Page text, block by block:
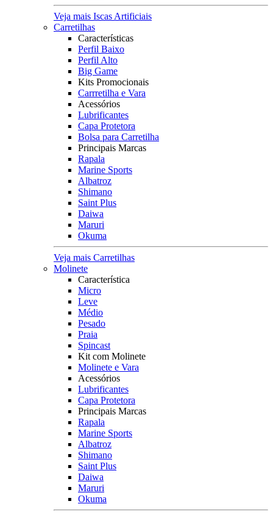
Veja mais Iscas Artificiais
Carretilhas
Características
Perfil Baixo
Perfil Alto
Big Game
Kits Promocionais
Carrretilha e Vara
Acessórios
Lubrificantes
Capa Protetora
Bolsa para Carretilha
Principais Marcas
Rapala
Marine Sports
Albatroz
Shimano
Saint Plus
Daiwa
Maruri
Okuma
Veja mais Carretilhas
Molinete
Característica
Micro
Leve
Médio
Pesado
Praia
Spincast
Kit com Molinete
Molinete e Vara
Acessórios
Lubrificantes
Capa Protetora
Principais Marcas
Rapala
Marine Sports
Albatroz
Shimano
Saint Plus
Daiwa
Maruri
Okuma